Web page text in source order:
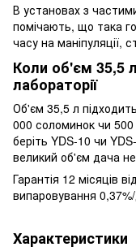
В установах з
помічають, що така
часу на маніпуляції,
Коли об'єм 35,5
лабораторії
Об'єм 35,5 л
000 соломинок чи 500
беріть YDS-10 чи
великий об'єм дача
Гарантія 12 місяців
випаровування
Характеристики